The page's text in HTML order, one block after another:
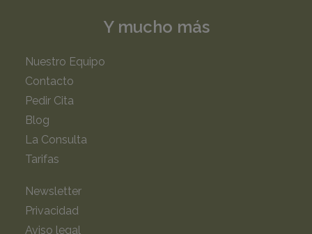
Y mucho más
Nuestro Equipo
Contacto
Pedir Cita
Blog
La Consulta
Tarifas
Newsletter
Privacidad
Aviso legal